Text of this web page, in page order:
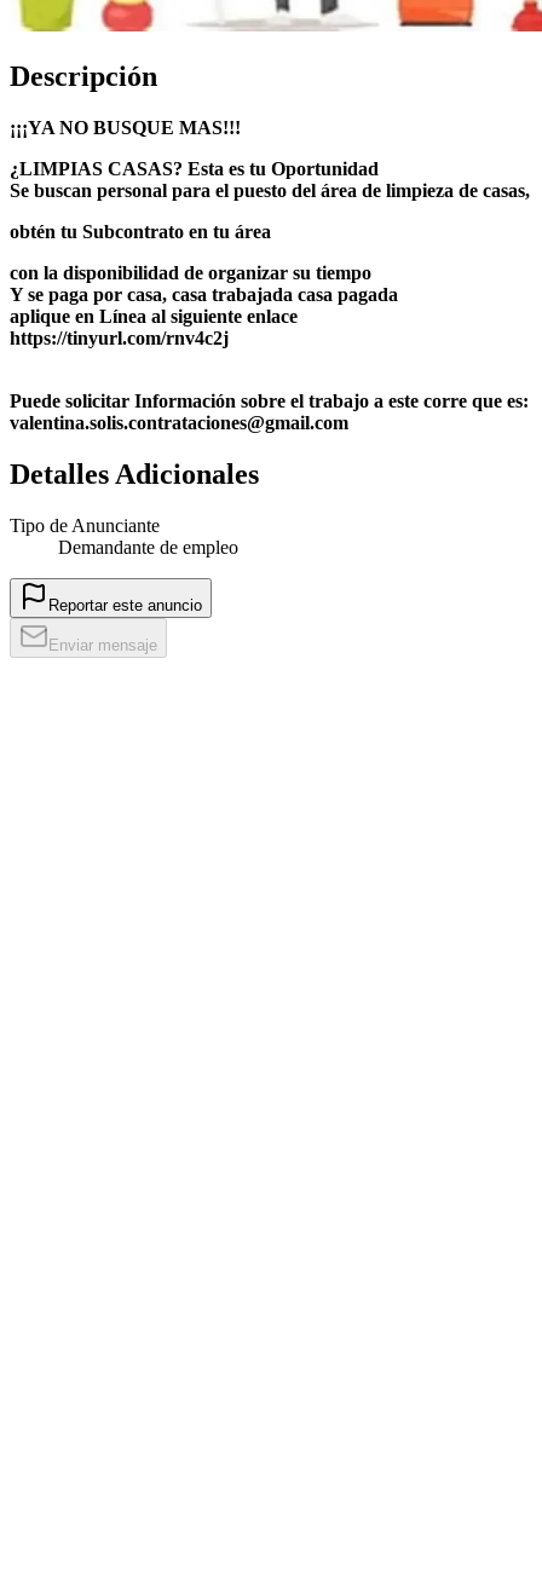
Descripción
¡¡¡YA NO BUSQUE MAS!!!
¿LIMPIAS CASAS? Esta es tu Oportunidad
Se buscan personal para el puesto del área de limpieza de casas,
obtén tu Subcontrato en tu área
con la disponibilidad de organizar su tiempo
Y se paga por casa, casa trabajada casa pagada
aplique en Línea al siguiente enlace
https://tinyurl.com/rnv4c2j
Puede solicitar Información sobre el trabajo a este corre que es:
valentina.solis.contrataciones@gmail.com
Detalles Adicionales
Tipo de Anunciante
Demandante de empleo
Reportar este anuncio
Enviar mensaje